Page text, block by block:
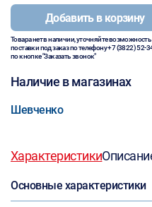
Добавить в корзину
Товара нет в наличии, уточняйте возможность
поставки под заказ по телефону+7 (3822) 52-
по кнопке "Заказать звонок"
Наличие в магазинах
Шевченко
Характеристики
Основные характеристики